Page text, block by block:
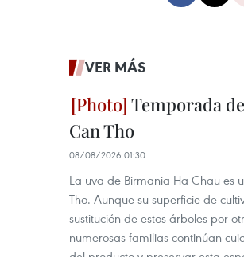
VER MÁS
Temporada
Can Tho
08/08/2026 01:30
La uva de Birmania Ha Chau es
Tho. Aunque su superficie de
sustitución de estos árboles por
numerosas familias continúan